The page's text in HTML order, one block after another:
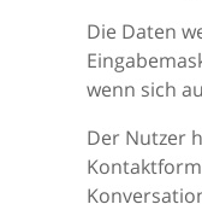
Die Daten
wenn sich
Der Nutzer